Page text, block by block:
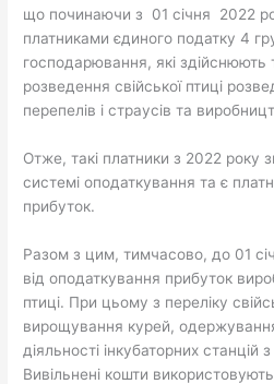
що починаючи з 01 січня 2022
платниками єдиного податку 4
господарювання, які здійснюють
розведення свійської птиці
перепелів і страусів та
Отже, такі платники з 2022 року
системі оподаткування та є
прибуток.
Разом з цим, тимчасово, до 01
від оподаткування прибуток
птиці. При цьому з переліку
вирощування курей,
діяльності інкубаторних
Вивільнені кошти